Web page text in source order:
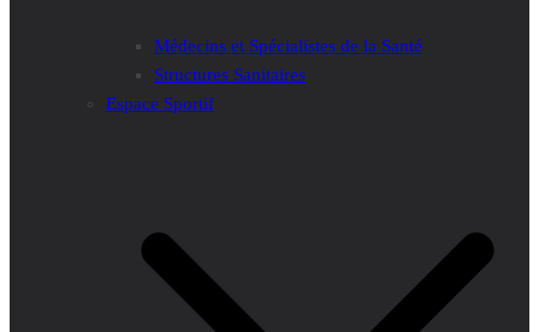
Médecins et Spécialistes de la Santé
Structures Sanitaires
Espace Sportif